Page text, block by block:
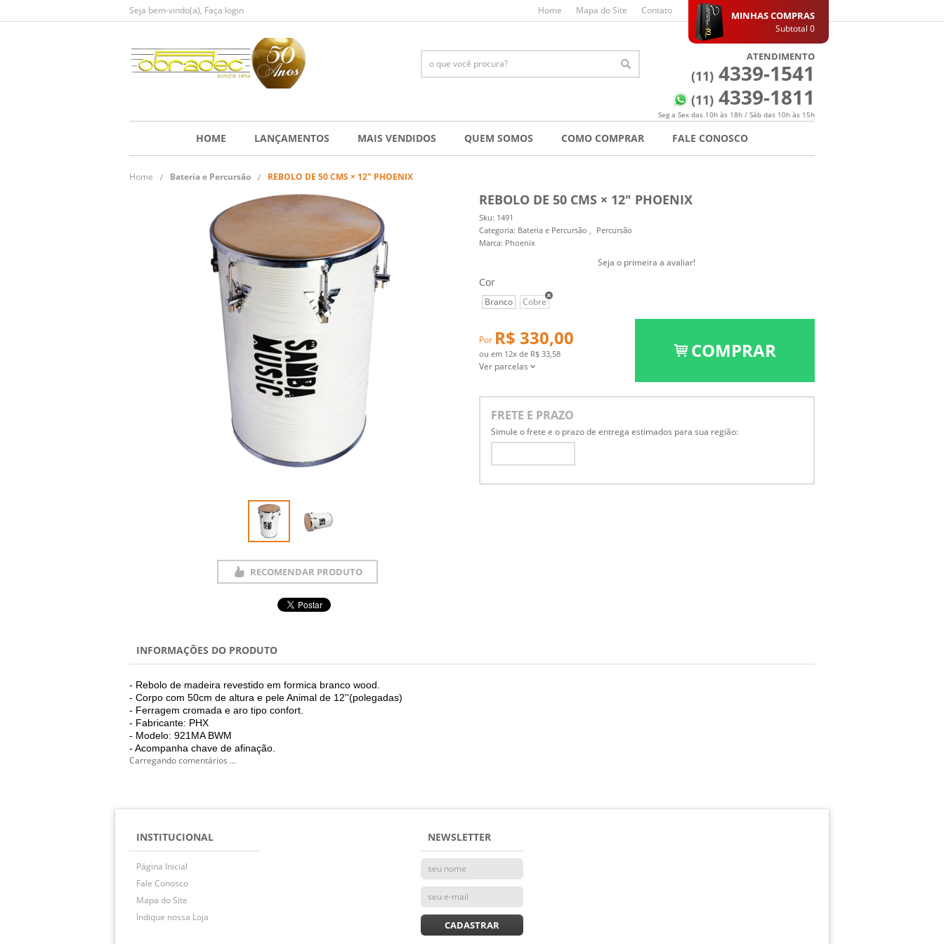
Seja bem-vindo(a), Faça login Home Mapa do Site Contato MINHAS COMPRAS
Subtotal 0
ATENDIMENTO
(11) 4339-1541
(11) 4339-1811
Seg a Sex das 10h às 18h / Sáb das 10h às 15h
HOME LANÇAMENTOS MAIS VENDIDOS QUEM SOMOS COMO COMPRAR FALE CONOSCO
Home Bateria e Percursão REBOLO DE 50 CMS × 12" PHOENIX
RECOMENDAR PRODUTO
REBOLO DE 50 CMS × 12" PHOENIX
Sku: 1491
Categoria: Bateria e Percursão
Percursão
Marca: Phoenix
Seja o primeira a avaliar!
Cor
Branco Cobre
Por R$ 330,00
ou em 12xde R$ 33,58
Ver parcelas
COMPRAR
FRETE E PRAZO
Simule o frete e o prazo de entrega estimados para sua região:
INFORMAÇÕES DO PRODUTO
- Rebolo de madeira revestido em formica branco wood.
- Corpo com 50cm de altura e pele Animal de 12''(polegadas)
- Ferragem cromada e aro tipo confort.
- Fabricante: PHX
- Modelo: 921MA BWM
- Acompanha chave de afinação.
Carregando comentários ...
INSTITUCIONAL
Página Inicial
Fale Conosco
Mapa do Site
Indique nossa Loja
NEWSLETTER
CADASTRAR